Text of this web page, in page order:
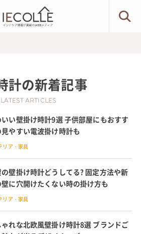
計の新着記事
LATEST ARTICLES
いい壁掛け時計9選 子供部屋にもおすす
見やすい電波掛け時計も
リア・家具
壁掛け時計どうしてる? 固定方法や新
に穴開けたくない時の掛け方も
リア・家具
ゃれな北欧風壁掛け時計8選 ブランドご